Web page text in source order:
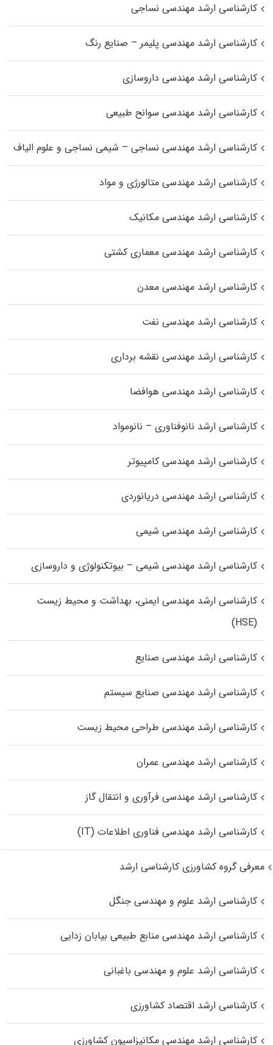
کارشناسی ارشد مهندسی نساجی
کارشناسی ارشد مهندسی پلیمر – صنایع رنگ
کارشناسی ارشد مهندسی داروسازی
کارشناسی ارشد مهندسی سوانح طبیعی
کارشناسی ارشد مهندسی نساجی – شیمی نساجی و علوم الیاف
کارشناسی ارشد مهندسی متالورژی و مواد
کارشناسی ارشد مهندسی مکانیک
کارشناسی ارشد مهندسی معماری کشتی
کارشناسی ارشد مهندسی معدن
کارشناسی ارشد مهندسی نفت
کارشناسی ارشد مهندسی نقشه برداری
کارشناسی ارشد مهندسی هوافضا
کارشناسی ارشد نانوفناوری – نانومواد
کارشناسی ارشد مهندسی کامپیوتر
کارشناسی ارشد مهندسی دریانوردی
کارشناسی ارشد مهندسی شیمی
کارشناسی ارشد مهندسی شیمی – بیوتکنولوژی و داروسازی
کارشناسی ارشد مهندسی ایمنی، بهداشت و محیط زیست
(HSE)
کارشناسی ارشد مهندسی صنایع
کارشناسی ارشد مهندسی صنایع سیستم
کارشناسی ارشد مهندسی طراحی محیط زیست
کارشناسی ارشد مهندسی عمران
کارشناسی ارشد مهندسی فرآوری و انتقال گاز
کارشناسی ارشد مهندسی فناوری اطلاعات (IT)
معرفی گروه کشاورزی کارشناسی ارشد
کارشناسی ارشد علوم و مهندسی جنگل
کارشناسی ارشد مهندسی منابع طبیعی بیابان زدایی
کارشناسی ارشد علوم و مهندسی باغبانی
کارشناسی ارشد اقتصاد کشاورزی
کارشناسی ارشد مهندسی مکانیزاسیون کشاورزی